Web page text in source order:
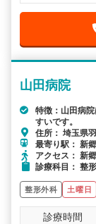
山田病院
特徴：山田病
すいです。
住所： 埼玉県
最寄り駅： 新
アクセス： 新
診療科目： 整
整形外科 土曜日
診療時間